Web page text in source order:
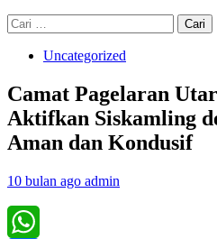
Cari
untuk:
Uncategorized
Camat Pagelaran
Aktifkan Siskamling
Aman dan Kondusif
10 bulan ago admin